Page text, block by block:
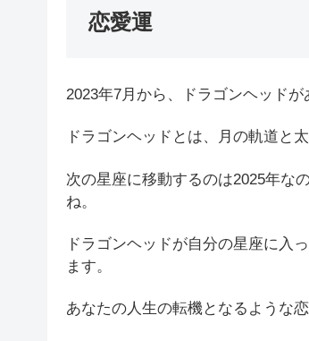
恋愛運
2023年7月から、ドラゴンヘッドが
ドラゴンヘッドとは、月の軌道と
次の星座に移動するのは2025年な
ね。
ドラゴンヘッドが自分の星座に入
ます。
あなたの人生の転機となるような